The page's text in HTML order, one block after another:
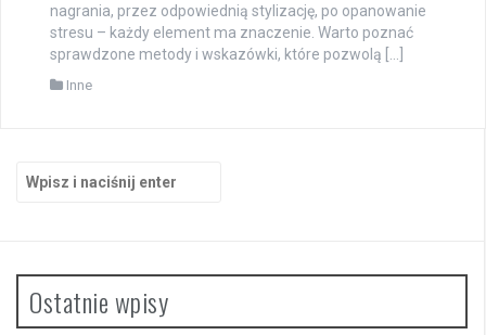
nagrania, przez odpowiednią stylizację, po opanowanie
stresu – każdy element ma znaczenie. Warto poznać
sprawdzone metody i wskazówki, które pozwolą […]
Inne
Szukaj:
Ostatnie wpisy